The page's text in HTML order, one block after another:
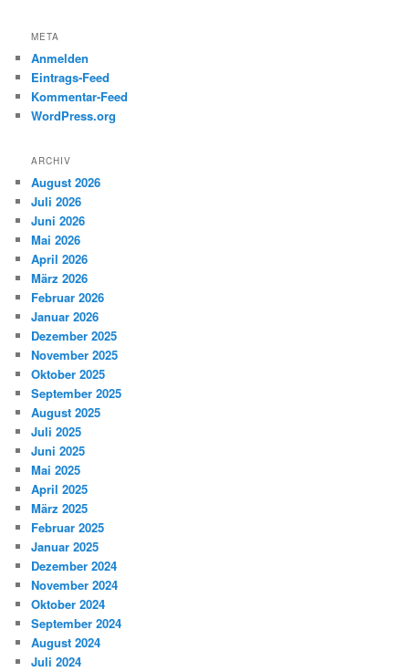
META
Anmelden
Eintrags-Feed
Kommentar-Feed
WordPress.org
ARCHIV
August 2026
Juli 2026
Juni 2026
Mai 2026
April 2026
März 2026
Februar 2026
Januar 2026
Dezember 2025
November 2025
Oktober 2025
September 2025
August 2025
Juli 2025
Juni 2025
Mai 2025
April 2025
März 2025
Februar 2025
Januar 2025
Dezember 2024
November 2024
Oktober 2024
September 2024
August 2024
Juli 2024